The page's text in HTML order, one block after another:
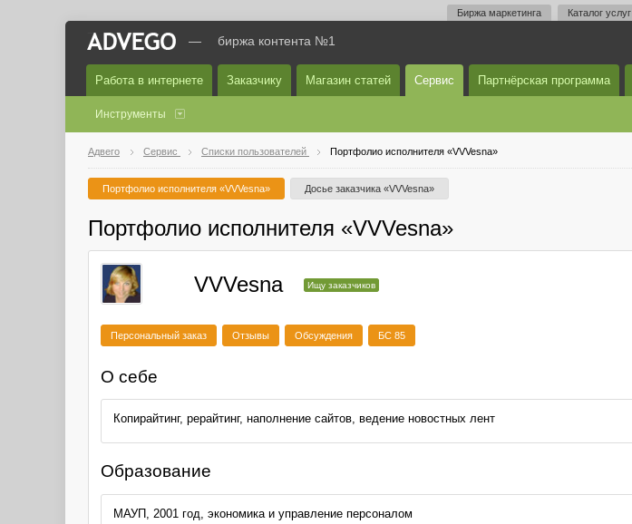
Биржа маркетинга Каталог услуг
— биржа контента №1
Работа в интернете Заказчику Магазин статей Сервис Партнёрская программа
Инструменты
Адвего Сервис Списки пользователей Портфолио исполнителя «VVVesna»
Портфолио исполнителя «VVVesna» Досье заказчика «VVVesna»
Портфолио исполнителя «VVVesna»
VVVesna Ищу заказчиков
Персональный заказ Отзывы Обсуждения БС 85
О себе
Копирайтинг, рерайтинг, наполнение сайтов, ведение новостных лент
Образование
МАУП, 2001 год, экономика и управление персоналом